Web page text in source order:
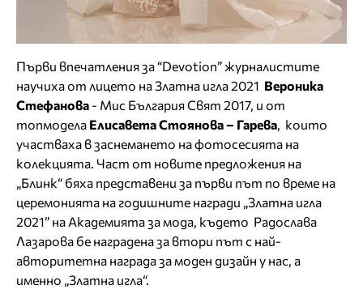
Първи впечатления за “Devotion” журналистите
научиха от лицето на Златна игла 2021 Вероника
Стефанова - Мис България Свят 2017, и от
топмодела Елисавета Стоянова – Гарева, които
участваха в заснемането на фотосесията на
колекцията. Част от новите предложения на
„Блинк“ бяха представени за първи път по време на
церемонията на годишните награди „Златна игла
2021” на Академията за мода, където Радослава
Лазарова бе наградена за втори път с най-
авторитетна награда за моден дизайн у нас, а
именно „Златна игла“.